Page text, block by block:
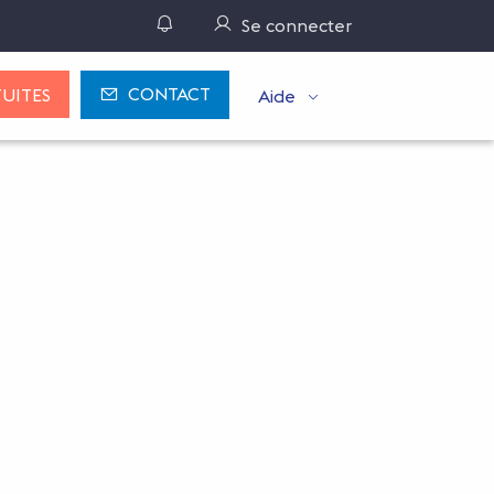
Gérer ses notifications
Se connecter
CONTACT Aide